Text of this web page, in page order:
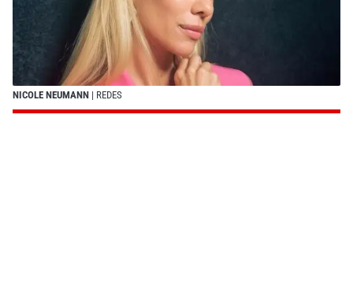
NICOLE NEUMANN | REDES